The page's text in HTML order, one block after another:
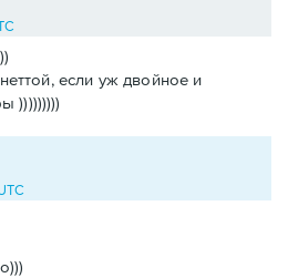
если уж двойное и
)))))))))